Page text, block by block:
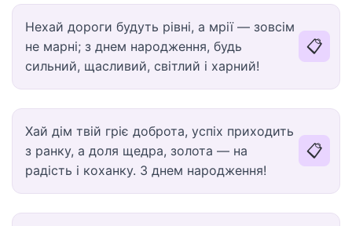
Нехай дороги будуть рівні, а мрії — зовсім
не марні; з днем народження, будь
сильний, щасливий, світлий і харний!
📋
Хай дім твій гріє доброта, успіх приходить
з ранку, а доля щедра, золота — на
радість і коханку. З днем народження!
📋